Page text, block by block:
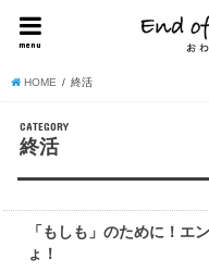
menu
HOME 終活
CATEGORY
終活
終活
「もしも」のために！エ
ょ！